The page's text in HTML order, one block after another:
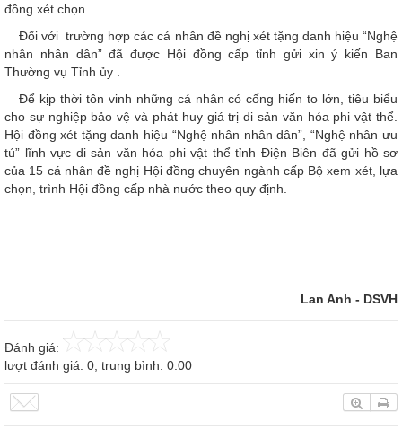
đồng xét chọn.
Đối với trường hợp các cá nhân đề nghị xét tặng danh hiệu “Nghệ
nhân nhân dân” đã được Hội đồng cấp tỉnh gửi xin ý kiến Ban
Thường vụ Tỉnh ủy .
Để kịp thời tôn vinh những cá nhân có cống hiến to lớn, tiêu biểu
cho sự nghiệp bảo vệ và phát huy giá trị di sản văn hóa phi vật thể.
Hội đồng xét tặng danh hiệu “Nghệ nhân nhân dân”, “Nghệ nhân ưu
tú” lĩnh vực di sản văn hóa phi vật thể tỉnh Điện Biên đã gửi hồ sơ
của 15 cá nhân đề nghị Hội đồng chuyên ngành cấp Bộ xem xét, lựa
chọn, trình Hội đồng cấp nhà nước theo quy định.
Lan Anh - DSVH
Đánh giá:
lượt đánh giá: 0, trung bình: 0.00